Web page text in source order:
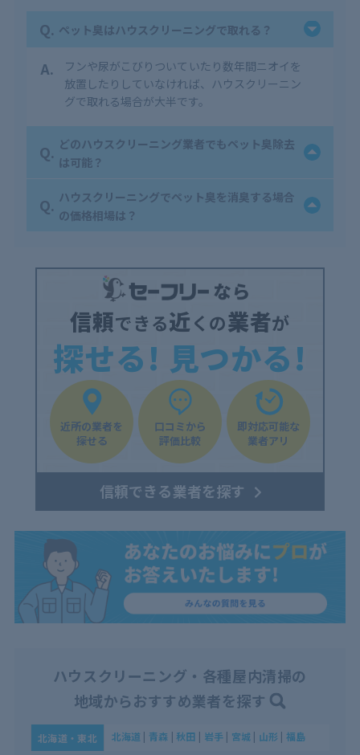
Q. ペット臭はハウスクリーニングで取れる？
A.
フンや尿がこびりついていたり数年間ニオイを
放置したりしていなければ、ハウスクリーニン
グで取れる場合が大半です。
Q. どのハウスクリーニング業者でもペット臭除去
は可能？
Q. ハウスクリーニングでペット臭を消臭する場合
の価格相場は？
信頼できる近くの業者が
探せる! 見つかる!
近所の業者を
探せる
口コミから
評価比較
即対応可能な
業者アリ
信頼できる業者を探す
ハウスクリーニング・各種屋内清掃の
地域からおすすめ業者を探す
北海道・東北 北海道 | 青森 | 秋田 | 岩手| 宮城| 山形|福島